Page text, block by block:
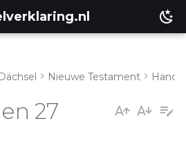
Nieuwe Testament
27